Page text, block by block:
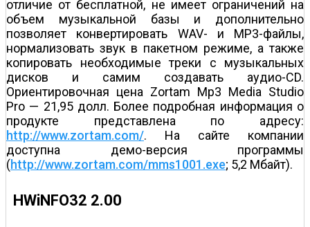
отличие от бесплатной, не имеет ограничений на
объем музыкальной базы и дополнительно
позволяет конвертировать WAV- и MP3-файлы,
нормализовать звук в пакетном режиме, а также
копировать необходимые треки с музыкальных
дисков и самим создавать аудио-CD.
Ориентировочная цена Zortam Mp3 Media Studio
Pro — 21,95 долл. Более подробная информация о
продукте представлена по адресу:
http://www.zortam.com/. На сайте компании
доступна демо-версия программы
(http://www.zortam.com/mms1001.exe; 5,2 Мбайт).
HWiNFO32 2.00